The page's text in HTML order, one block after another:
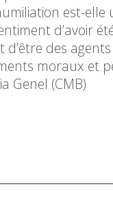
est-
d’être des
moraux et
Genel (CMB)